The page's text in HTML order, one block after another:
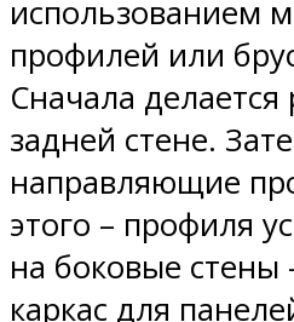
использованием
профилей или
Сначала делается
задней стене.
направляющие
этого – профиля
на боковые стены
каркас для